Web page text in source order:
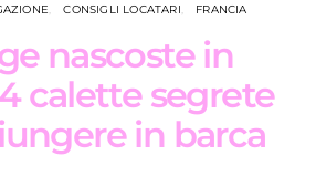
CONSIGLI LOCATARI FRANCIA
nascoste in
calette segrete
in barca